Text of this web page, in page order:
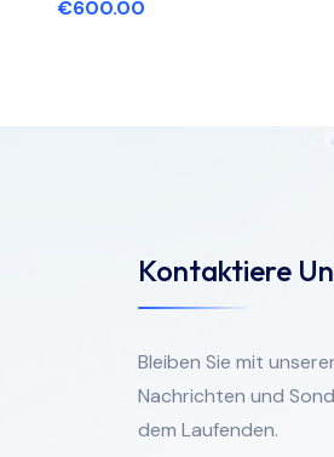
€600.00
Kontaktiere
Bleiben Sie mit
Nachrichten und
dem Laufenden.